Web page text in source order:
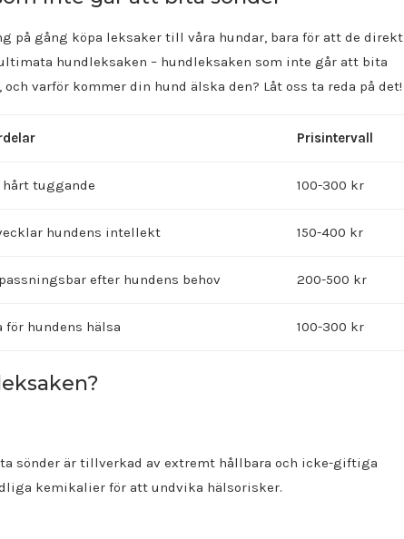
på gång köpa leksaker till våra hundar, bara för att de direkt
hundleksaken – hundleksaken som inte går att bita
varför kommer din hund älska den? Låt oss ta reda på det!
Prisintervall
hårt tuggande 100-300 kr
hundens intellekt 150-400 kr
efter hundens behov 200-500 kr
för hundens hälsa 100-300 kr
sönder är tillverkad av extremt hållbara och icke-giftiga
kemikalier för att undvika hälsorisker.